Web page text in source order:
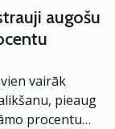
kļuvušas
augošu
vairāk
pieaug
procentu